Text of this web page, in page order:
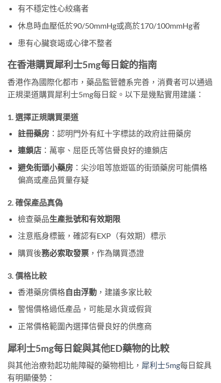
有不穩定性心絞痛者
休息時血壓低於90/50mmHg或高於170/100mmHg者
患有心臟衰竭或心律不整者
在香港購買犀利士5mg每日錠的指南
香港作為國際化都市，藥品監管體系完善，消費者可以通過
正規渠道購買犀利士5mg每日錠。以下是幾點實用建議：
1. 選擇正規購買渠道
註冊藥房：認明門外有紅十字標誌的政府註冊藥房
連鎖店：萬寧、屈臣氏等信譽良好的連鎖店
避免街頭小藥房：尖沙咀等旅遊區的街頭藥房可能價格
偏高或產品質量存疑
2. 確保產品真偽
檢查藥品生產批號和有效期限
注意瓶身標籤，確認有EXP（有效期）標示
購買後務必索取發票，作為購買憑證
3. 價格比較
香港藥房價格自由浮動，建議多家比較
警惕價格過低產品，可能是水貨或假貨
正常價格範圍內選擇信譽良好的供應商
犀利士5mg每日錠與其他ED藥物的比較
與其他治療勃起功能障礙的藥物相比， 犀利士5mg每日錠具
有明顯優勢：